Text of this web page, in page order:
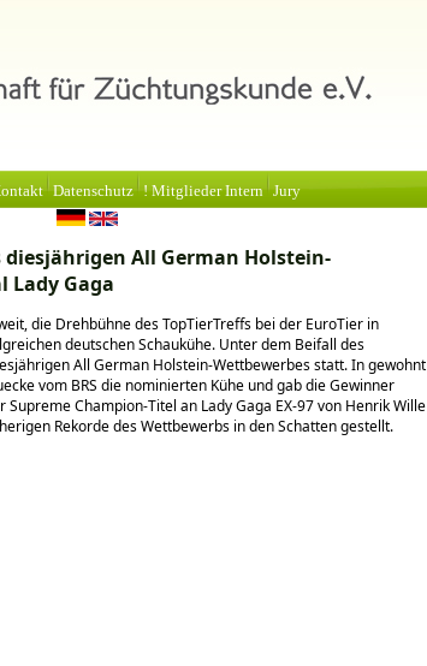
Datenschutz ! Mitglieder Intern Jury
All German Holstein-
Lady Gaga
die Drehbühne des TopTierTreffs bei der EuroTier in
deutschen Schaukühe. Unter dem Beifall des
All German Holstein-Wettbewerbes statt. In gewohnt
vom BRS die nominierten Kühe und gab die Gewinner
Champion-Titel an Lady Gaga EX-97 von Henrik Wille
Rekorde des Wettbewerbs in den Schatten gestellt.